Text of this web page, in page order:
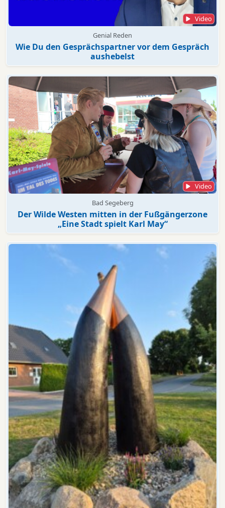
Video
Genial Reden
Wie Du den Gesprächspartner vor dem Gespräch
aushebelst
Video
Bad Segeberg
Der Wilde Westen mitten in der Fußgängerzone
„Eine Stadt spielt Karl May“